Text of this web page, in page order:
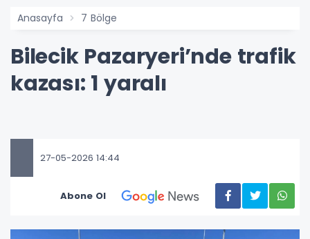
Anasayfa 7 Bölge
Bilecik Pazaryeri’nde trafik
kazası: 1 yaralı
27-05-2026 14:44
Abone Ol